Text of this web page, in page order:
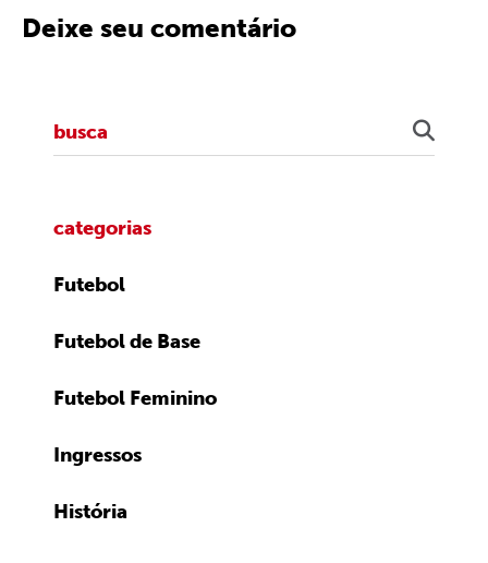
Deixe seu comentário
categorias
Futebol
Futebol de Base
Futebol Feminino
Ingressos
História